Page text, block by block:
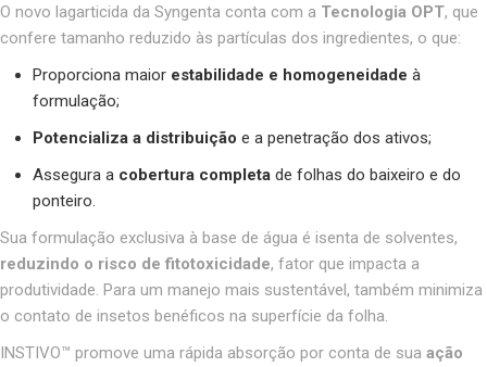
O novo lagarticida da Syngenta conta com a Tecnologia OPT, que
confere tamanho reduzido às partículas dos ingredientes, o que:
Proporciona maior estabilidade e homogeneidade à
formulação;
Potencializa a distribuição e a penetração dos ativos;
Assegura a cobertura completa de folhas do baixeiro e do
ponteiro.
Sua formulação exclusiva à base de água é isenta de solventes,
reduzindo o risco de fitotoxicidade, fator que impacta a
produtividade. Para um manejo mais sustentável, também minimiza
o contato de insetos benéficos na superfície da folha.
INSTIVO™ promove uma rápida absorção por conta de sua ação